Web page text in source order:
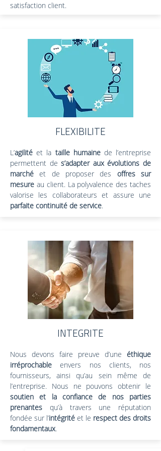
satisfaction client.
FLEXIBILITE
L’agilité et la taille humainede l’entreprise
permettent des’adapter aux évolutions de
marché et de proposer des offres sur
mesure au client. La polyvalence des taches
valorise les collaborateurs et assure une
parfaite continuité de service.
INTEGRITE
Nous devons faire preuve d’une éthique
irréprochableenvers nos clients, nos
fournisseurs, ainsi qu’au sein même de
l’entreprise. Nous ne pouvons obtenir le
soutien et la confiance de nos parties
prenantes qu’à travers une réputation
fondée sur l’intégrité et le respect des droits
fondamentaux.